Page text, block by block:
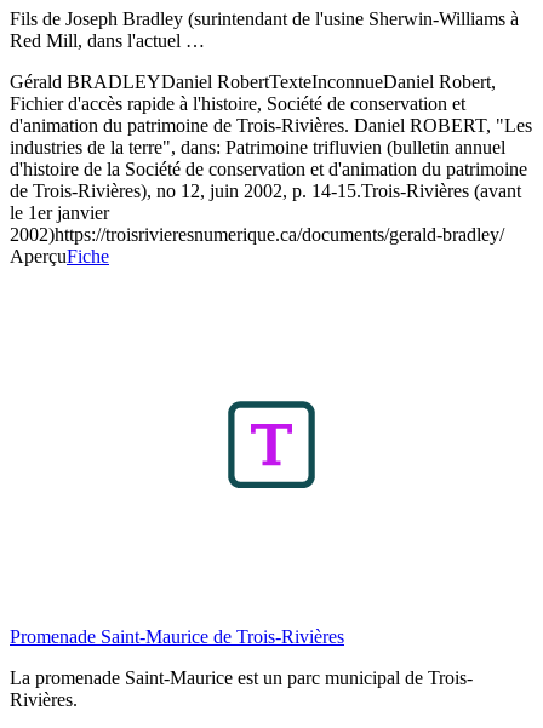
Fils de Joseph Bradley (surintendant de l'usine Sherwin-Williams à
Red Mill, dans l'actuel …
Gérald BRADLEYDaniel RobertTexteInconnueDaniel Robert,
Fichier d'accès rapide à l'histoire, Société de conservation et
d'animation du patrimoine de Trois-Rivières. Daniel ROBERT, "Les
industries de la terre", dans: Patrimoine trifluvien (bulletin annuel
d'histoire de la Société de conservation et d'animation du patrimoine
de Trois-Rivières), no 12, juin 2002, p. 14-15.Trois-Rivières (avant
le 1er janvier
2002)https://troisrivieresnumerique.ca/documents/gerald-bradley/
AperçuFiche
Promenade Saint-Maurice de Trois-Rivières
La promenade Saint-Maurice est un parc municipal de Trois-
Rivières.